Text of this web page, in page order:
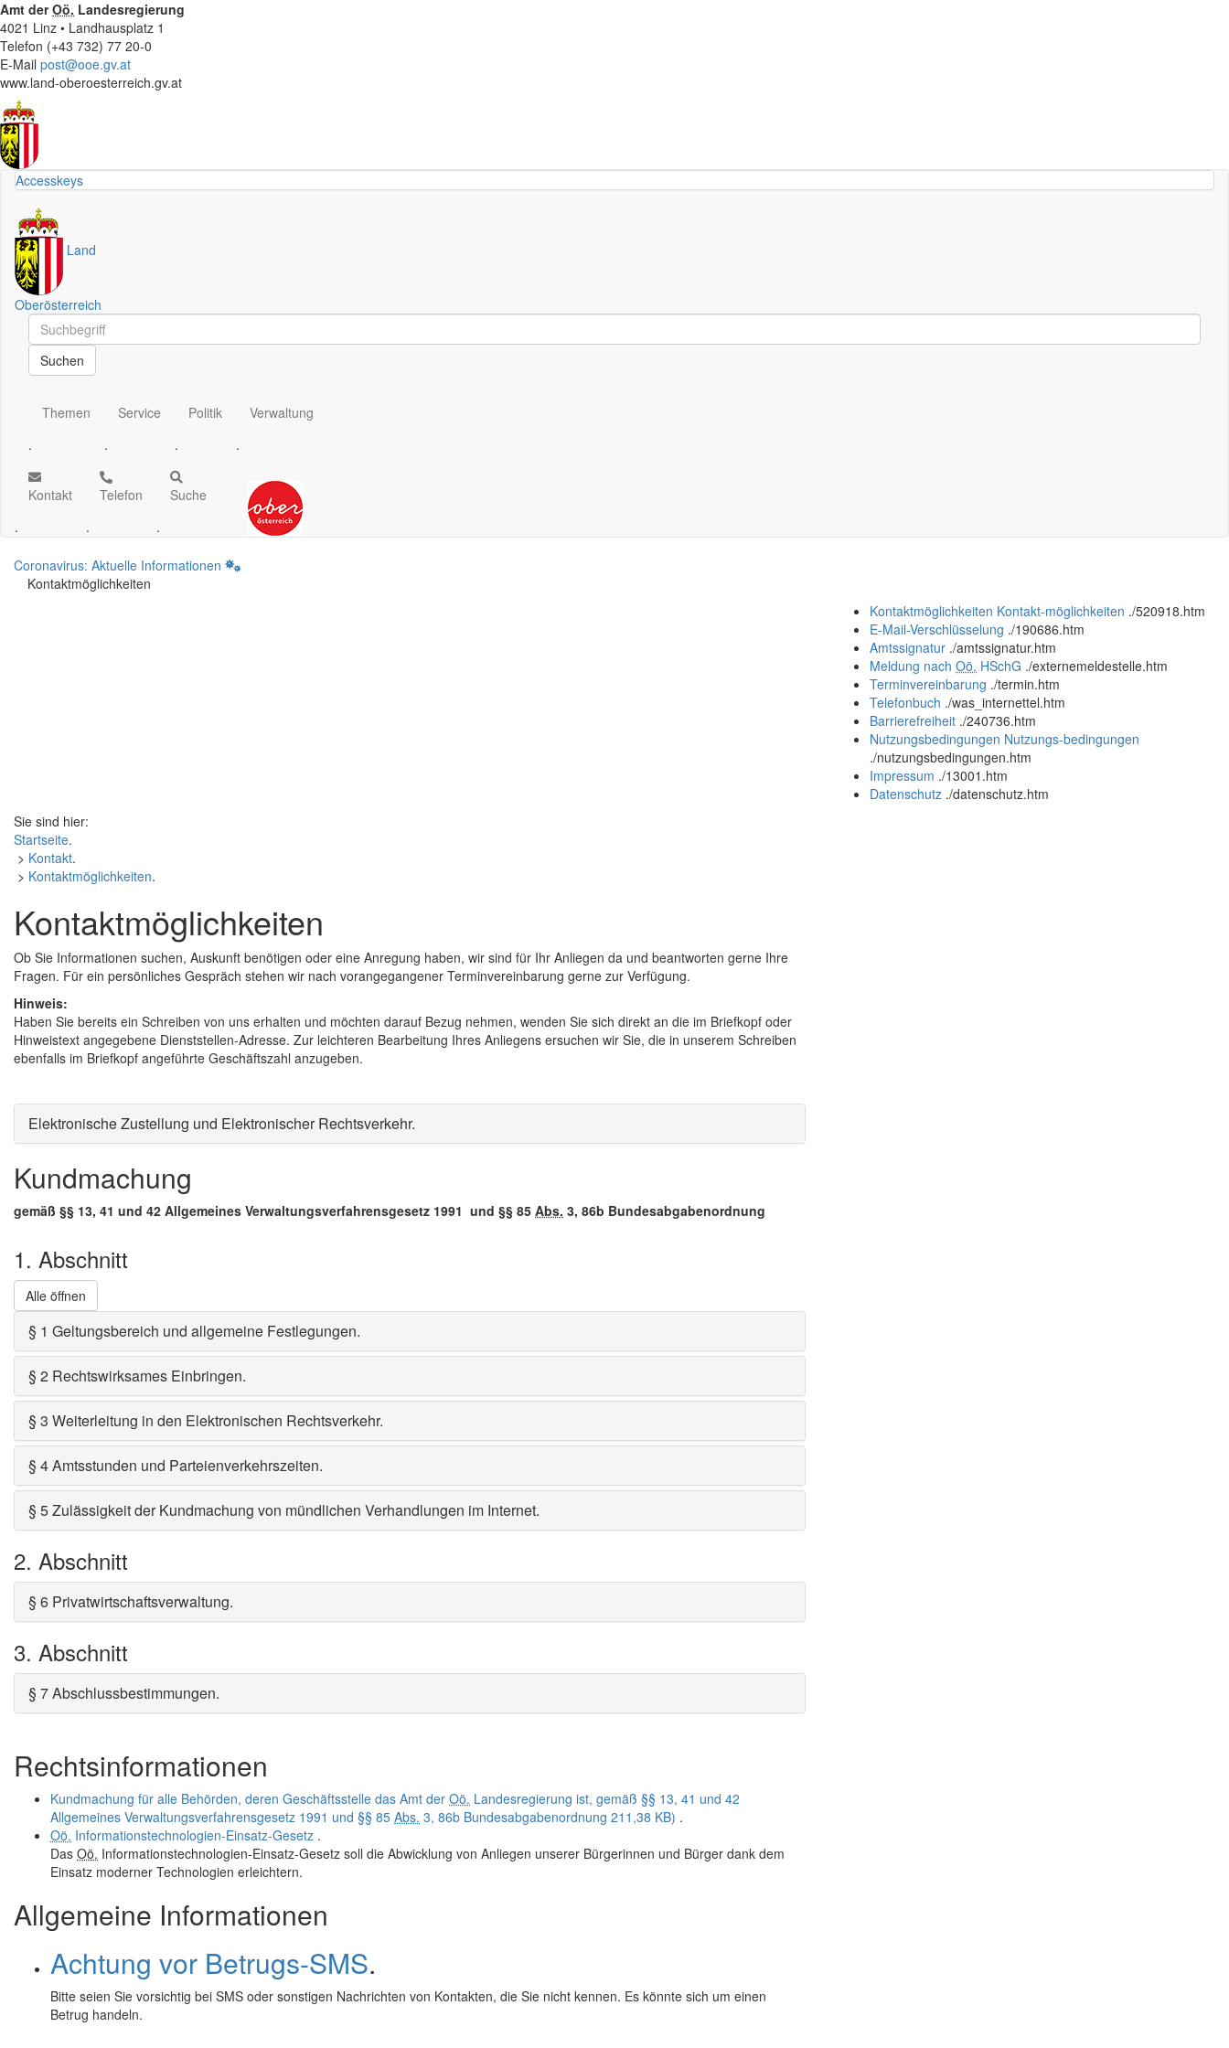
Amt derOö. Landesregierung
4021 Linz • Landhausplatz 1
Telefon (+43 732) 77 20-0
E-Mail post@ooe.gv.at
www.land-oberoesterreich.gv.at
Accesskeys
Land
Oberösterreich
Schnellsuche
Schnellsuche
Suchen
Themen
.
Service
.
Politik
.
Verwaltung
.
Kontakt
.
Telefon
.
Suche
.
Coronavirus: Aktuelle Informationen
Kontaktmöglichkeiten
Kontaktmöglichkeiten Kontakt-möglichkeiten ./520918.htm
E-Mail-Verschlüsselung ./190686.htm
Amtssignatur ./amtssignatur.htm
Meldung nach Oö. HSchG ./externemeldestelle.htm
Terminvereinbarung ./termin.htm
Telefonbuch ./was_internettel.htm
Barrierefreiheit ./240736.htm
Nutzungsbedingungen Nutzungs-bedingungen
./nutzungsbedingungen.htm
Impressum ./13001.htm
Datenschutz ./datenschutz.htm
Sie sind hier:
Startseite.
> Kontakt.
> Kontaktmöglichkeiten.
Kontaktmöglichkeiten
Ob Sie Informationen suchen, Auskunft benötigen oder eine Anregung haben, wir sind für Ihr Anliegen da und beantworten gerne Ihre
Fragen. Für ein persönliches Gespräch stehen wir nach vorangegangener Terminvereinbarung gerne zur Verfügung.
Hinweis:
Haben Sie bereits ein Schreiben von uns erhalten und möchten darauf Bezug nehmen, wenden Sie sich direkt an die im Briefkopf oder
Hinweistext angegebene Dienststellen-Adresse. Zur leichteren Bearbeitung Ihres Anliegens ersuchen wir Sie, die in unserem Schreiben
ebenfalls im Briefkopf angeführte Geschäftszahl anzugeben.
Elektronische Zustellung und Elektronischer Rechtsverkehr.
Kundmachung
gemäß §§ 13, 41 und 42 Allgemeines Verwaltungsverfahrensgesetz 1991 und §§ 85 Abs. 3, 86b Bundesabgabenordnung
1. Abschnitt
Alle öffnen
§ 1 Geltungsbereich und allgemeine Festlegungen.
§ 2 Rechtswirksames Einbringen.
§ 3 Weiterleitung in den Elektronischen Rechtsverkehr.
§ 4 Amtsstunden und Parteienverkehrszeiten.
§ 5 Zulässigkeit der Kundmachung von mündlichen Verhandlungen im Internet.
2. Abschnitt
§ 6 Privatwirtschaftsverwaltung.
3. Abschnitt
§ 7 Abschlussbestimmungen.
Rechtsinformationen
Kundmachung für alle Behörden, deren Geschäftsstelle das Amt der Oö. Landesregierung ist, gemäß §§ 13, 41 und 42
Allgemeines Verwaltungsverfahrensgesetz 1991 und §§ 85 Abs. 3, 86b Bundesabgabenordnung 211,38 KB) .
Oö. Informationstechnologien-Einsatz-Gesetz .
Das Oö. Informationstechnologien-Einsatz-Gesetz soll die Abwicklung von Anliegen unserer Bürgerinnen und Bürger dank dem
Einsatz moderner Technologien erleichtern.
Allgemeine Informationen
Achtung vor Betrugs-SMS.
Bitte seien Sie vorsichtig bei SMS oder sonstigen Nachrichten von Kontakten, die Sie nicht kennen. Es könnte sich um einen
Betrug handeln.